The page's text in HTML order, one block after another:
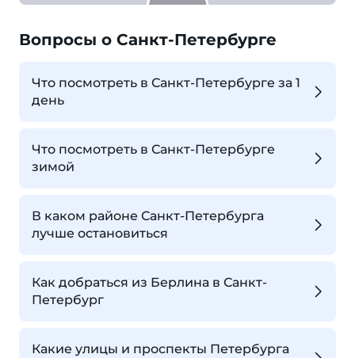
Вопросы о Санкт-Петербурге
Что посмотреть в Санкт-Петербурге за 1
день
Что посмотреть в Санкт-Петербурге
зимой
В каком районе Санкт-Петербурга
лучше остановиться
Как добраться из Берлина в Санкт-
Петербург
Какие улицы и проспекты Петербурга